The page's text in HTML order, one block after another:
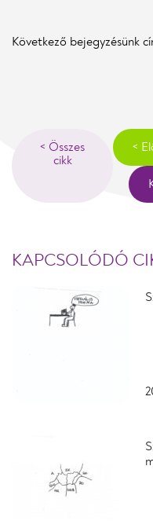
Következő bejegyzésünk
< Összes
cikk
<
KAPCSOLÓDÓ